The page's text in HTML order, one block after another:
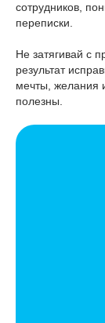
сотрудников,
переписки.
Не затягивай с
результат
мечты, желания
полезны.